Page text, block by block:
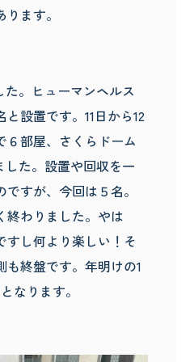
ます。
た。ヒューマンヘルス
設置です。11日から12
６部屋、さくらドーム
した。設置や回収を一
すが、今回は５名。
終わりました。やは
すし何より楽しい！そ
も終盤です。年明けの1
なります。